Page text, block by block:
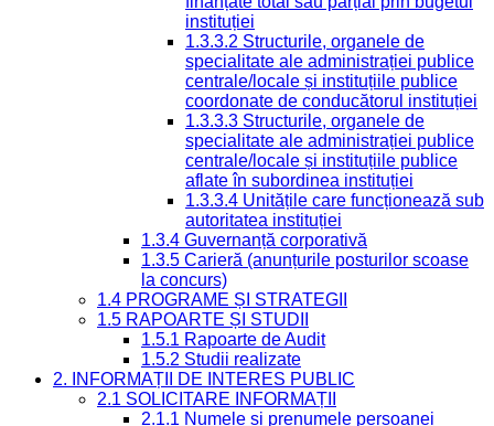
instituției
1.3.3.2 Structurile, organele de
specialitate ale administrației publice
centrale/locale și instituțiile publice
coordonate de conducătorul instituției
1.3.3.3 Structurile, organele de
specialitate ale administrației publice
centrale/locale și instituțiile publice
aflate în subordinea instituției
1.3.3.4 Unitățile care funcționează sub
autoritatea instituției
1.3.4 Guvernanță corporativă
1.3.5 Carieră (anunțurile posturilor scoase
la concurs)
1.4 PROGRAME ȘI STRATEGII
1.5 RAPOARTE ȘI STUDII
1.5.1 Rapoarte de Audit
1.5.2 Studii realizate
2. INFORMAȚII DE INTERES PUBLIC
2.1 SOLICITARE INFORMAȚII
2.1.1 Numele și prenumele persoanei